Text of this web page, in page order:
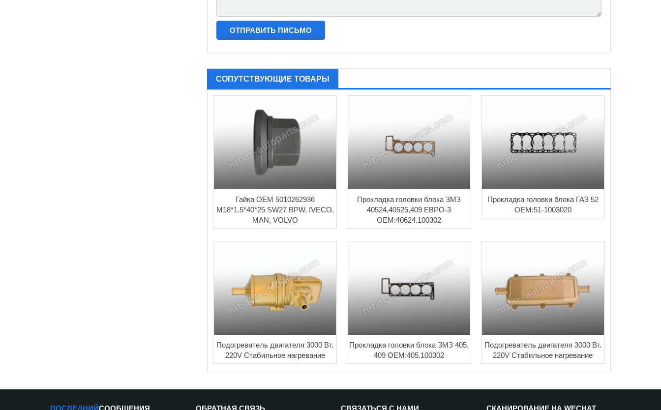
СОПУТСТВУЮЩИЕ ТОВАРЫ
Гайка OEM 5010262936
М18*1.5*40*25 SW27 BPW, IVECO,
MAN, VOLVO
Прокладка головки блока ЗМЗ
40524,40525,409 ЕВРО-3
OEM:40624.100302
Прокладка головки блока ГАЗ 52
OEM:51-1003020
Подогреватель двигателя 3000 Вт.
220V Стабильное нагревание
Прокладка головки блока ЗМЗ 405,
409 OEM:405.100302
Подогреватель двигателя 3000 Вт.
220V Стабильное нагревание
ПОСЛЕДНИЙСООБЩЕНИЯ ОБРАТНАЯ СВЯЗЬ СВЯЗАТЬСЯ С НАМИ СКАНИРОВАНИЕ НА WECHAT